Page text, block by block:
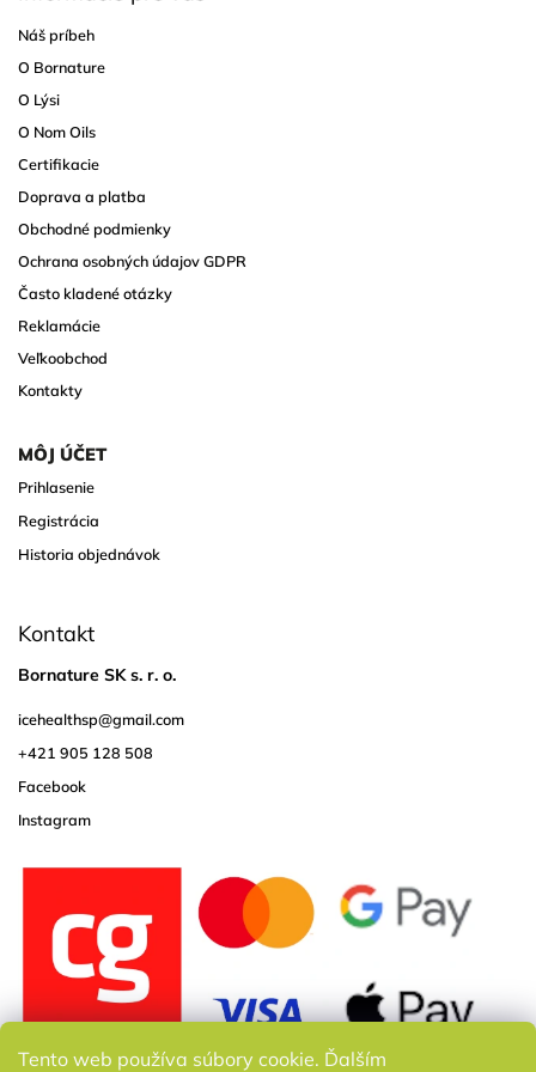
Tento web používa súbory cookie. Ďalším
Náš príbeh
O Bornature
O Lýsi
O Nom Oils
Certifikacie
Doprava a platba
Obchodné podmienky
Ochrana osobných údajov GDPR
Často kladené otázky
Reklamácie
Veľkoobchod
Kontakty
MÔJ ÚČET
Prihlasenie
Registrácia
Historia objednávok
Kontakt
Bornature SK s. r. o.
icehealthsp@gmail.com
+421 905 128 508
Facebook
Instagram